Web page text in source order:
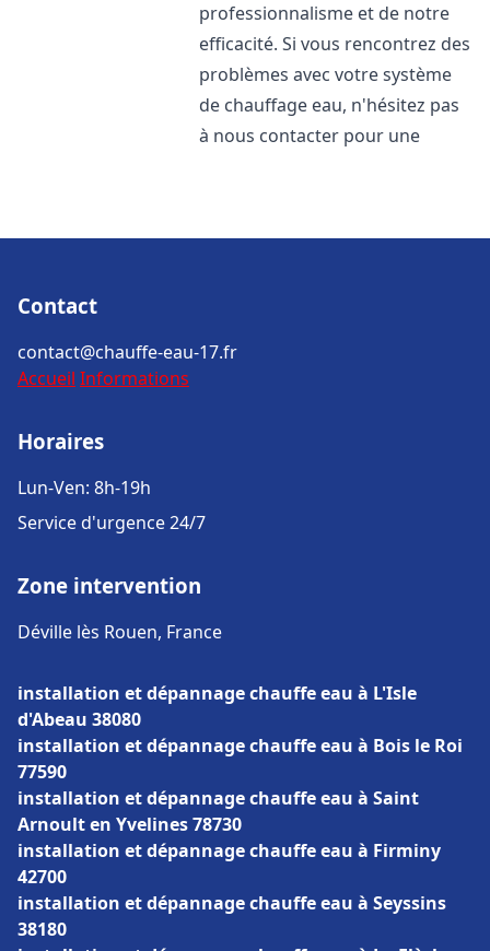
professionnalisme et de notre
efficacité. Si vous rencontrez des
problèmes avec votre système
de chauffage eau, n'hésitez pas
à nous contacter pour une
Contact
contact@chauffe-eau-17.fr
Accueil Informations
Horaires
Lun-Ven: 8h-19h
Service d'urgence 24/7
Zone intervention
Déville lès Rouen, France
installation et dépannage chauffe eau à L'Isle
d'Abeau 38080
installation et dépannage chauffe eau à Bois le Roi
77590
installation et dépannage chauffe eau à Saint
Arnoult en Yvelines 78730
installation et dépannage chauffe eau à Firminy
42700
installation et dépannage chauffe eau à Seyssins
38180